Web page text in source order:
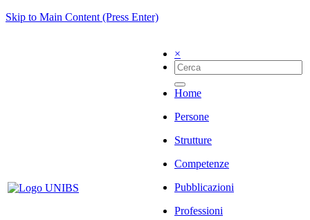
Skip to Main Content (Press Enter)
×
Home
Persone
Strutture
Competenze
Pubblicazioni
Professioni